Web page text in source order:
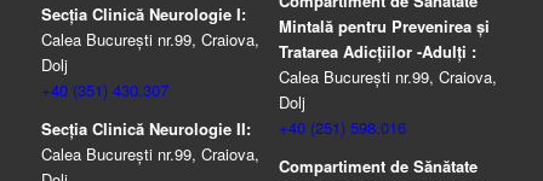
Secția Clinică Neurologie I:
Calea București nr.99, Craiova,
Dolj
+40 (351) 430.307
Secția Clinică Neurologie II:
Calea București nr.99, Craiova,
Mintală pentru Prevenirea şi
Tratarea Adicţiilor -Adulţi :
Calea București nr.99, Craiova,
Dolj
+40 (251) 598.016
Compartiment de Sănătate